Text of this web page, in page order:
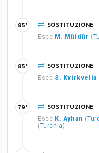
SOSTITUZIONE
Esce M. Müldür (
85'
SOSTITUZIONE
Esce S. Kvirkvelia
85'
SOSTITUZIONE
Esce K. Ayhan (
(Turchia)
79'